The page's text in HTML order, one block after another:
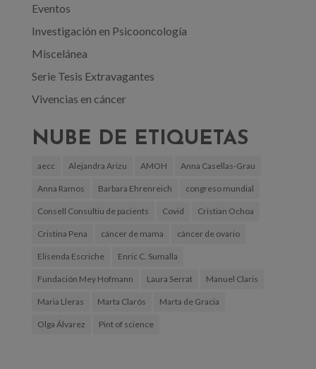
Eventos
Investigación en Psicooncología
Miscelánea
Serie Tesis Extravagantes
Vivencias en cáncer
NUBE DE ETIQUETAS
aecc Alejandra Arizu AMOH Anna Casellas-Grau
Anna Ramos Barbara Ehrenreich congreso mundial
Consell Consultiu de pacients Covid Cristian Ochoa
Cristina Pena cáncer de mama cáncer de ovario
Elisenda Escriche Enric C. Sumalla
Fundación Mey Hofmann Laura Serrat Manuel Claris
Maria Lleras Marta Clarós Marta de Gracia
Olga Álvarez Pint of science